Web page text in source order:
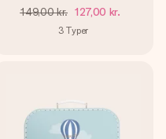
149,00 kr. 127,00 kr.
3 Typer